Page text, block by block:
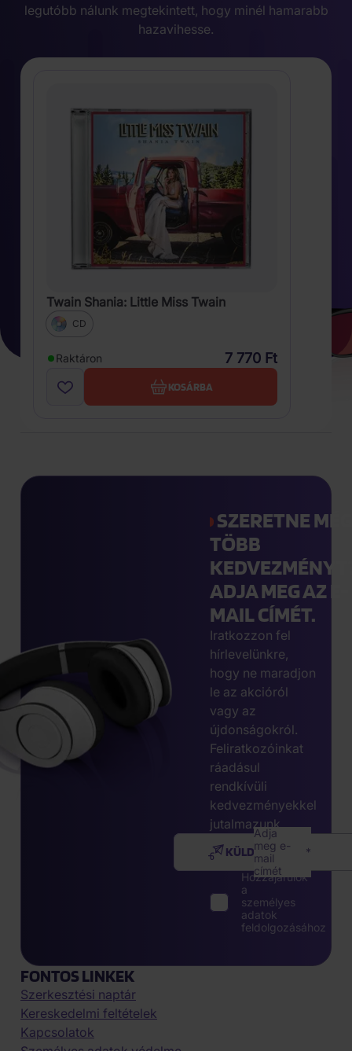
legutóbb nálunk megtekintett, hogy minél hamarabb
hazavihesse.
Twain Shania: Little Miss Twain
CD
Raktáron 7 770 Ft
KOSÁRBA
SZERETNE MÉG
TÖBB
ADJA MEG AZ E-
MAIL CÍMÉT.
Iratkozzon fel
hírlevelünkre,
hogy ne maradjon
le az akcióról
vagy az
újdonságokról.
Feliratkozóinkat
ráadásul
rendkívüli
kedvezményekkel
jutalmazunk.
Adja
meg e-
mail
címét
KÜLDÉS
Hozzájárulok
a
személyes
adatok
feldolgozásához
FONTOS LINKEK
Szerkesztési naptár
Kereskedelmi feltételek
Kapcsolatok